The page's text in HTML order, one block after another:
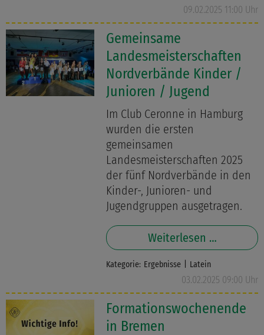
09.02.2025 11:00 Uhr
Gemeinsame
Landesmeisterschaften
Nordverbände Kinder /
Junioren / Jugend
Im Club Ceronne in Hamburg
wurden die ersten
gemeinsamen
Landesmeisterschaften 2025
der fünf Nordverbände in den
Kinder-, Junioren- und
Jugendgruppen ausgetragen.
Weiterlesen …
Kategorie: Ergebnisse Latein
03.02.2025 09:00 Uhr
Formationswochenende
in Bremen